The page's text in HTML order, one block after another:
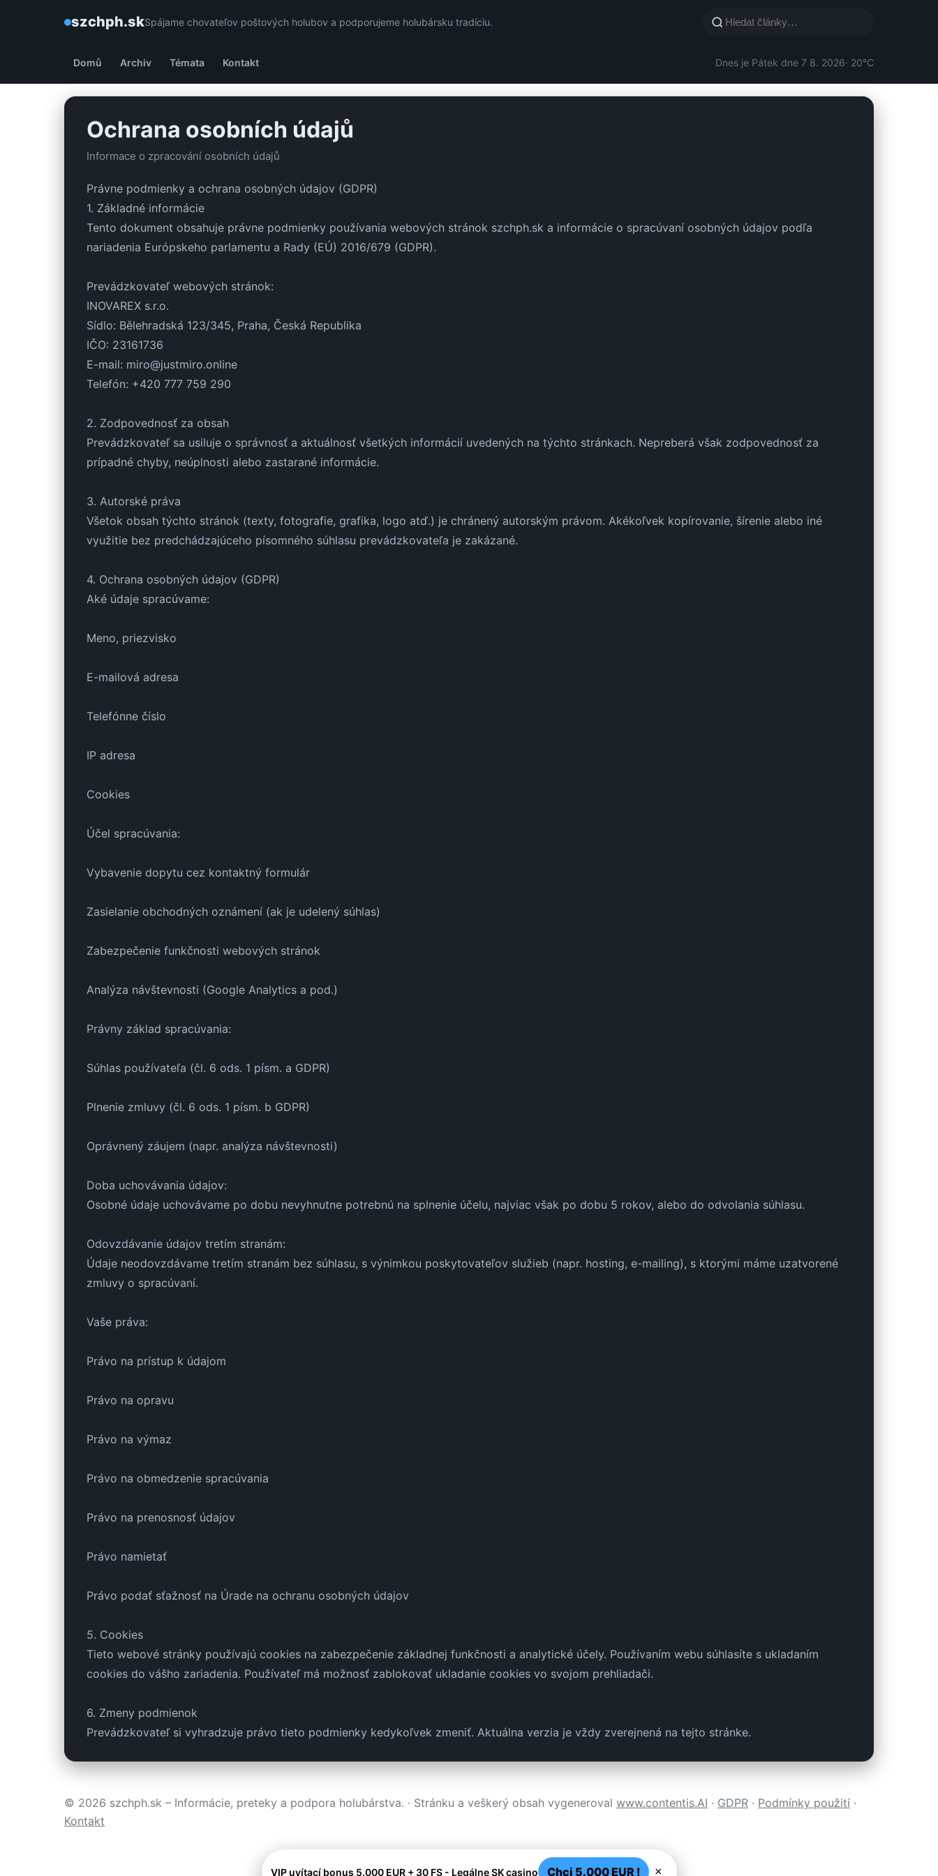
szchph.skSpájame chovateľov poštových holubov a podporujeme holubársku tradíciu.
Domů Archiv Témata Kontakt Dnes je Pátek dne 7 8. 2026· 20°C
Ochrana osobních údajů
Informace o zpracování osobních údajů
Právne podmienky a ochrana osobných údajov (GDPR)
1. Základné informácie
Tento dokument obsahuje právne podmienky používania webových stránok szchph.sk a informácie o spracúvaní osobných údajov podľa
nariadenia Európskeho parlamentu a Rady (EÚ) 2016/679 (GDPR).
Prevádzkovateľ webových stránok:
INOVAREX s.r.o.
Sídlo: Bělehradská 123/345, Praha, Česká Republika
IČO: 23161736
E-mail: miro@justmiro.online
Telefón: +420 777 759 290
2. Zodpovednosť za obsah
Prevádzkovateľ sa usiluje o správnosť a aktuálnosť všetkých informácií uvedených na týchto stránkach. Nepreberá však zodpovednosť za
prípadné chyby, neúplnosti alebo zastarané informácie.
3. Autorské práva
Všetok obsah týchto stránok (texty, fotografie, grafika, logo atď.) je chránený autorským právom. Akékoľvek kopírovanie, šírenie alebo iné
využitie bez predchádzajúceho písomného súhlasu prevádzkovateľa je zakázané.
4. Ochrana osobných údajov (GDPR)
Aké údaje spracúvame:
Meno, priezvisko
E-mailová adresa
Telefónne číslo
IP adresa
Cookies
Účel spracúvania:
Vybavenie dopytu cez kontaktný formulár
Zasielanie obchodných oznámení (ak je udelený súhlas)
Zabezpečenie funkčnosti webových stránok
Analýza návštevnosti (Google Analytics a pod.)
Právny základ spracúvania:
Súhlas používateľa (čl. 6 ods. 1 písm. a GDPR)
Plnenie zmluvy (čl. 6 ods. 1 písm. b GDPR)
Oprávnený záujem (napr. analýza návštevnosti)
Doba uchovávania údajov:
Osobné údaje uchovávame po dobu nevyhnutne potrebnú na splnenie účelu, najviac však po dobu 5 rokov, alebo do odvolania súhlasu.
Odovzdávanie údajov tretím stranám:
Údaje neodovzdávame tretím stranám bez súhlasu, s výnimkou poskytovateľov služieb (napr. hosting, e-mailing), s ktorými máme uzatvorené
zmluvy o spracúvaní.
Vaše práva:
Právo na prístup k údajom
Právo na opravu
Právo na výmaz
Právo na obmedzenie spracúvania
Právo na prenosnosť údajov
Právo namietať
Právo podať sťažnosť na Úrade na ochranu osobných údajov
5. Cookies
Tieto webové stránky používajú cookies na zabezpečenie základnej funkčnosti a analytické účely. Používaním webu súhlasíte s ukladaním
cookies do vášho zariadenia. Používateľ má možnosť zablokovať ukladanie cookies vo svojom prehliadači.
6. Zmeny podmienok
Prevádzkovateľ si vyhradzuje právo tieto podmienky kedykoľvek zmeniť. Aktuálna verzia je vždy zverejnená na tejto stránke.
© 2026 szchph.sk – Informácie, preteky a podpora holubárstva. · Stránku a veškerý obsah vygeneroval www.contentis.AI · GDPR · Podmínky použití ·
Kontakt
VIP uvítací bonus 5.000 EUR + 30 FS - Legálne SK casino Chci 5.000 EUR ! ×